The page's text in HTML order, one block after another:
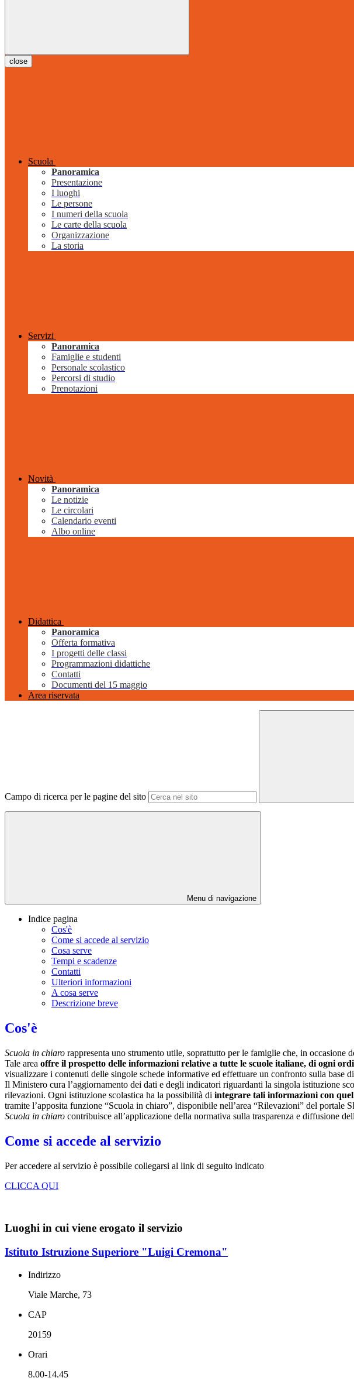
close
Scuola
Panoramica
Presentazione
I luoghi
Le persone
I numeri della scuola
Le carte della scuola
Organizzazione
La storia
Servizi
Panoramica
Famiglie e studenti
Personale scolastico
Percorsi di studio
Prenotazioni
Novità
Panoramica
Le notizie
Le circolari
Calendario eventi
Albo online
Didattica
Panoramica
Offerta formativa
I progetti delle classi
Programmazioni didattiche
Contatti
Documenti del 15 maggio
Area riservata
Campo di ricerca per le pagine del sito
Menu di navigazione
Indice pagina
Cos'è
Come si accede al servizio
Cosa serve
Tempi e scadenze
Contatti
Ulteriori informazioni
A cosa serve
Descrizione breve
Cos'è
Scuola in chiaro rappresenta uno strumento utile, soprattutto per le famiglie che, in
Tale area offre il prospetto delle informazioni relative a tutte le scuole italiane, di ogni
visualizzare i contenuti delle singole schede informative ed effettuare un confronto sulla base
Il Ministero cura l’aggiornamento dei dati e degli indicatori riguardanti la singola istituzione
rilevazioni. Ogni istituzione scolastica ha la possibilità di integrare tali informazioni con
tramite l’apposita funzione “Scuola in chiaro”, disponibile nell’area “Rilevazioni” del portale
Scuola in chiaro contribuisce all’applicazione della normativa sulla trasparenza e diffusione
Come si accede al servizio
Per accedere al servizio è possibile collegarsi al link di seguito indicato
CLICCA QUI
Luoghi in cui viene erogato il servizio
Istituto Istruzione Superiore "Luigi Cremona"
Indirizzo
Viale Marche, 73
CAP
20159
Orari
8.00-14.45